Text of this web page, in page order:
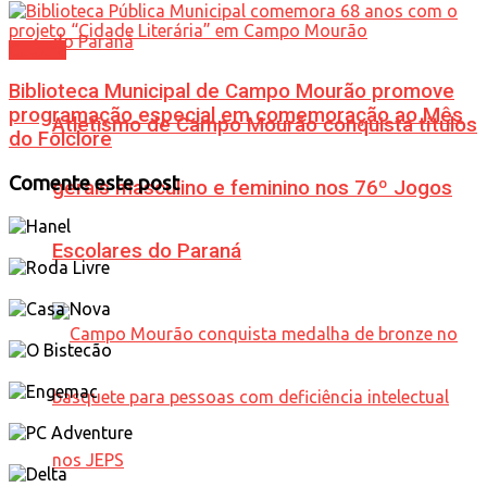
Atletismo de Campo Mourão conquista títulos
gerais masculino e feminino nos 76º Jogos
Escolares do Paraná
Biblioteca Municipal de Campo Mourão promove
programação especial em comemoração ao Mês
do Folclore
Comente este post